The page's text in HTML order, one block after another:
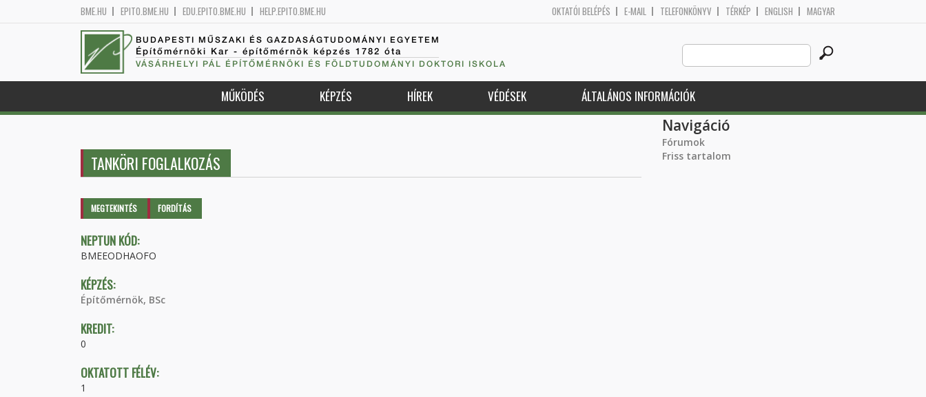
BME.HU EPITO.BME.HU EDU.EPITO.BME.HU HELP.EPITO.BME.HU OKTATÓI BELÉPÉS E-MAIL TELEFONKÖNYV TÉRKÉP ENGLISH MAGYAR
BUDAPESTI MŰSZAKI ÉS GAZDASÁGTUDOMÁNYI EGYETEM
Építőmérnöki Kar - építőmérnök képzés 1782 óta
VÁSÁRHELYI PÁL ÉPÍTŐMÉRNÖKI ÉS FÖLDTUDOMÁNYI DOKTORI ISKOLA
Search
this
site
MŰKÖDÉS KÉPZÉS HÍREK VÉDÉSEK ÁLTALÁNOS INFORMÁCIÓK
TANKÖRI FOGLALKOZÁS
Elsődleges fülek
MEGTEKINTÉS (AKTÍVFORDÍTÁS
NEPTUN KÓD:
BMEEODHAOFO
KÉPZÉS:
Építőmérnök, BSc
KREDIT:
0
OKTATOTT FÉLÉV:
1
Navigáció
Fórumok
Friss tartalom